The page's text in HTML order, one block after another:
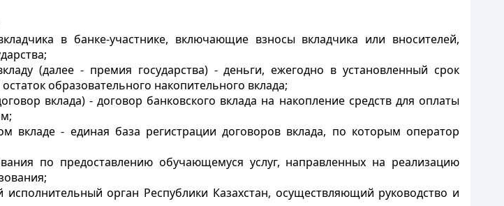
в банке-участнике, включающие взносы вкладчика или вносителей,
(далее - премия государства) - деньги, ежегодно в установленный срок
образовательного накопительного вклада;
вклада) - договор банковского вклада на накопление средств для оплаты
вкладе - единая база регистрации договоров вклада, по которым оператор
по предоставлению обучающемуся услуг, направленных на реализацию
орган Республики Казахстан, осуществляющий руководство и